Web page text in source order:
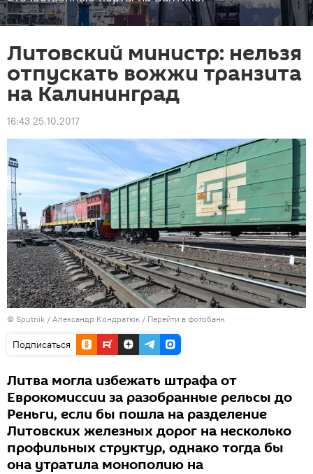
Литовский министр: нельзя
отпускать вожжи транзита
на Калининград
16:43 25.10.2017
© Sputnik / Александр Кондратюк / Перейти в фотобанк
Подписаться
Литва могла избежать штрафа от
Еврокомиссии за разобранные рельсы до
Реньги, если бы пошла на разделение
Литовских железных дорог на несколько
профильных структур, однако тогда бы
она утратила монополию на